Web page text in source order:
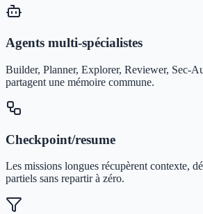
Agents multi-spécialistes
Builder, Planner, Explorer, Reviewer, Sec-
partagent une mémoire commune.
Checkpoint/resume
Les missions longues récupèrent contexte,
partiels sans repartir à zéro.